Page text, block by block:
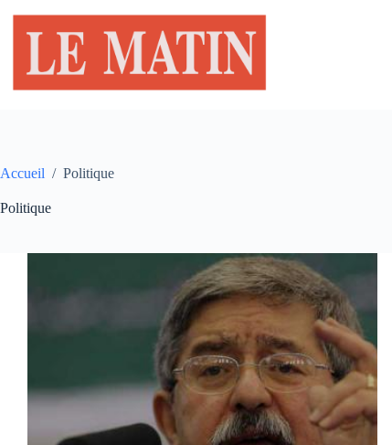
contenu
Accueil / Politique
Politique